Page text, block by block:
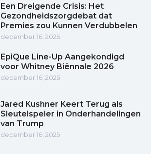
Een Dreigende Crisis: Het
Gezondheidszorgdebat dat
Premies zou Kunnen Verdubbelen
december 16, 2025
EpiQue Line-Up Aangekondigd
voor Whitney Biënnale 2026
december 16, 2025
Jared Kushner Keert Terug als
Sleutelspeler in Onderhandelingen
van Trump
december 16, 2025